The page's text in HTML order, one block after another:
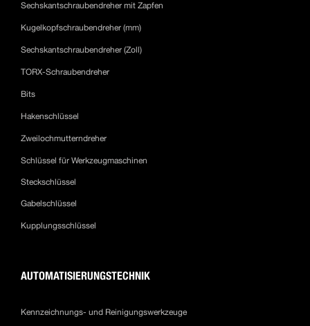
Sechskantschraubendreher mit Zapfen
Kugelkopfschraubendreher (mm)
Sechskantschraubendreher (Zoll)
TORX-Schraubendreher
Bits
Hakenschlüssel
Zweilochmutterndreher
Schlüssel für Werkzeugmaschinen
Steckschlüssel
Gabelschlüssel
Kupplungsschlüssel
AUTOMATISIERUNGSTECHNIK
Kennzeichnungs- und Reinigungswerkzeuge